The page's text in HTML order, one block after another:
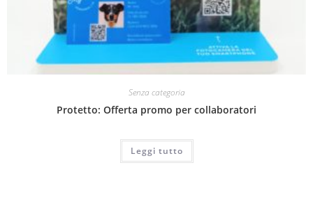
Senza categoria
Protetto: Offerta promo per collaboratori
Leggi tutto